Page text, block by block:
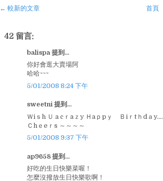
← 較新的文章 首頁
42 留言:
balispa 提到...
你好會逛大賣場阿
哈哈~~~
5/01/2008 8:24 下午
sweetni 提到...
Ｗiｓh Ｕ a cｒaｚy Ｈaｐpｙ Ｂiｒtｈdａy....
Ｃhｅeｒs ～～～～
5/01/2008 9:37 下午
ap9658 提到...
好吃的生日快樂菜喔！
怎麼沒撥放生日快樂歌啊！